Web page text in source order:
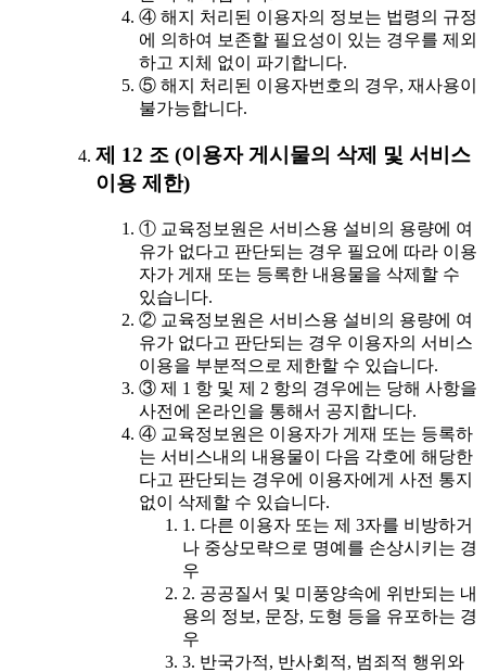
④ 해지 처리된 이용자의 정보는 법령의 규정
에 의하여 보존할 필요성이 있는 경우를 제외
하고 지체 없이 파기합니다.
⑤ 해지 처리된 이용자번호의 경우, 재사용이
불가능합니다.
제 12 조 (이용자 게시물의 삭제 및 서비스
이용 제한)
① 교육정보원은 서비스용 설비의 용량에 여
유가 없다고 판단되는 경우 필요에 따라 이용
자가 게재 또는 등록한 내용물을 삭제할 수
있습니다.
② 교육정보원은 서비스용 설비의 용량에 여
유가 없다고 판단되는 경우 이용자의 서비스
이용을 부분적으로 제한할 수 있습니다.
③ 제 1 항 및 제 2 항의 경우에는 당해 사항을
사전에 온라인을 통해서 공지합니다.
④ 교육정보원은 이용자가 게재 또는 등록하
는 서비스내의 내용물이 다음 각호에 해당한
다고 판단되는 경우에 이용자에게 사전 통지
없이 삭제할 수 있습니다.
1. 다른 이용자 또는 제 3자를 비방하거
나 중상모략으로 명예를 손상시키는 경
우
2. 공공질서 및 미풍양속에 위반되는 내
용의 정보, 문장, 도형 등을 유포하는 경
우
3. 반국가적, 반사회적, 범죄적 행위와